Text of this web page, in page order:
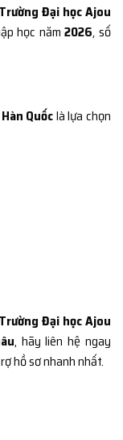
Đại học Ajou
học năm2026, số
Quốclà lựa chọn
Đại học Ajou
, hãy liên hệ ngay
hồ sơ nhanh nhất.